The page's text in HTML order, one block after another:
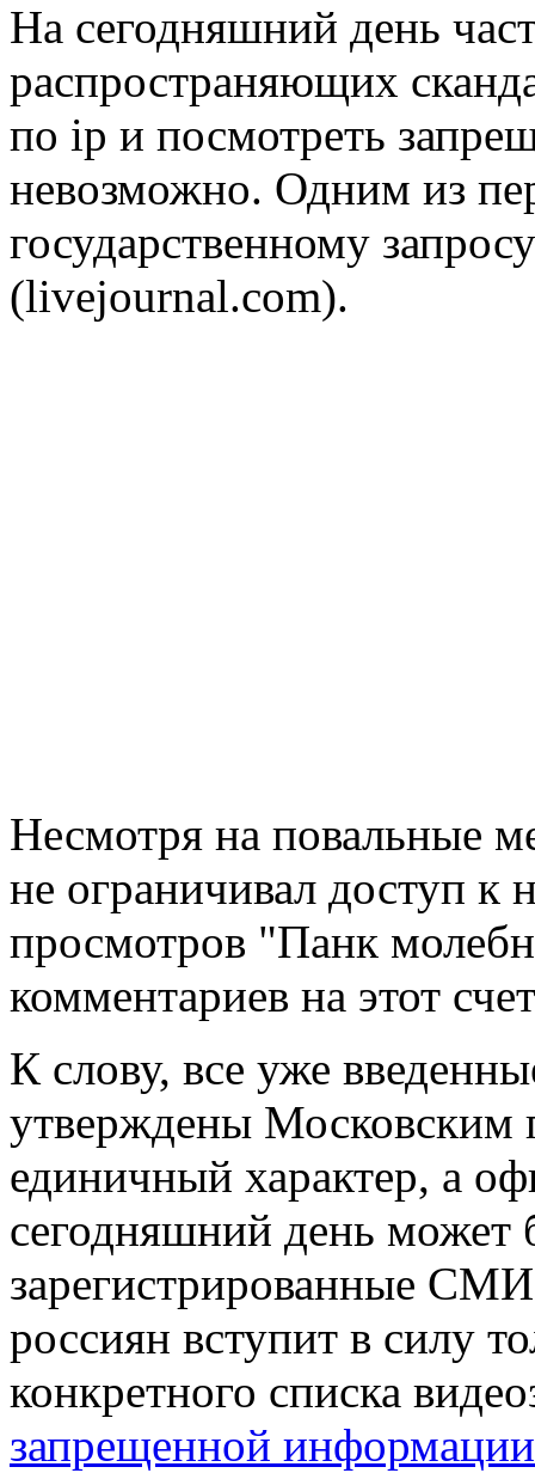
На сегодняшний день
распространяющих
по ip и посмотреть
невозможно. Одним из
государственному
(livejournal.com).
Несмотря на повальные
не ограничивал доступ
просмотров "Панк
комментариев на этот
К слову, все уже
утверждены Московским
единичный характер, а
сегодняшний день может
зарегистрированные
россиян вступит в силу
конкретного списка
запрещенной информации